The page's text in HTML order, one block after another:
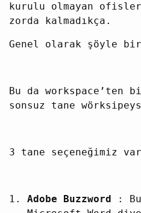
kurulu olmayan
zorda kalmadıkça.
Genel olarak şöyle bir
Bu da workspace’ten
sonsuz tane
3 tane seçeneğimiz
Adobe Buzzword :